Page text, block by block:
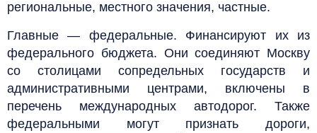
региональные, местного значения, частные.
Главные — федеральные. Финансируют их из
федерального бюджета. Они соединяют Москву
со столицами сопредельных государств и
административными центрами, включены в
перечень международных автодорог. Также
федеральными могут признать дороги,